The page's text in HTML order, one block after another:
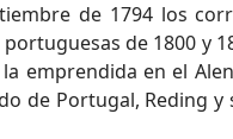
de 1794 los
de 1800 y
emprendida en el
de Portugal, Reding